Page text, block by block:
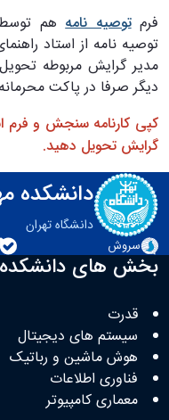
فرمتوصیه نامه
توصیه نامه از استاد
مدیر گرایش مربوطه
دیگر صرفا در پاکت
کپی کارنامه سنجش و فرم
گرایش تحویل دهید.
دانشکده
دانشگاه تهران
سروش
بخش های دانشکده
قدرت
سیستم های دیجیتال
هوش ماشین و رباتیک
فناوری اطلاعات
معماری کامپیوتر